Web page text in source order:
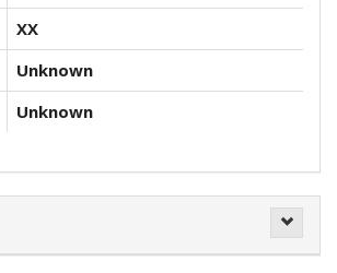
XX
Unknown
Unknown